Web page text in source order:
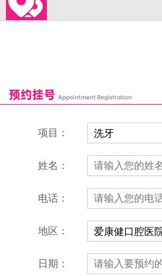
恒乐口腔诊所
富港口腔诊所
营业时间：9:00-18:00
（节假日照常上班）
项目：
姓名：
电话：
地区：
日期：